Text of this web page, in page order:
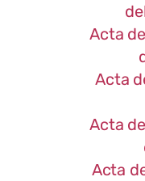
Acta
Acta
Acta
Acta